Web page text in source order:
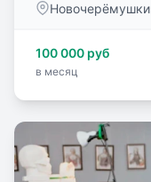
Российским
практику в
College London).
перспективу
100 000 руб
в месяц